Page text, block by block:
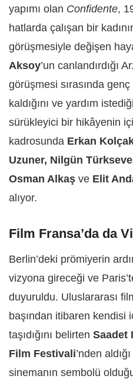
yapımı olan Confidente,
hatlarda çalışan bir
görüşmesiyle değişen
Aksoy’un canlandırdığı
görüşmesi sırasında
kaldığını ve yardım
sürükleyici bir hikâyenin
kadrosunda Erkan
Uzuner, Nilgün
Osman Alkaş ve Elit
alıyor.
Film Fransa’da da
Berlin’deki prömiyerin
vizyona gireceği ve
duyuruldu. Uluslararası
başından itibaren kendisi
taşıdığını belirten Saadet
Film Festivali’nden aldığı
sinemanın sembolü